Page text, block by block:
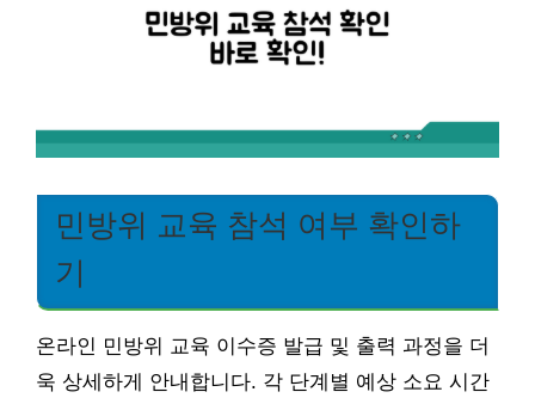
민방위 교육 참석 여부 확인하
기
온라인 민방위 교육 이수증 발급 및 출력 과정을 더
욱 상세하게 안내합니다. 각 단계별 예상 소요 시간